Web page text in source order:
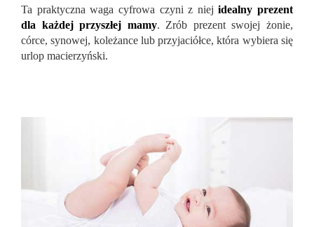
Ta praktyczna waga cyfrowa czyni z niejidealny prezent
dla każdej przyszłej mamy. Zrób prezent swojej żonie,
córce, synowej, koleżance lub przyjaciółce, która wybiera się
urlop macierzyński.